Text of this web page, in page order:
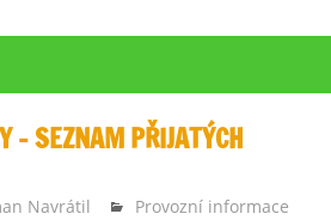
– SEZNAM PŘIJATÝCH
Navrátil Provozní informace